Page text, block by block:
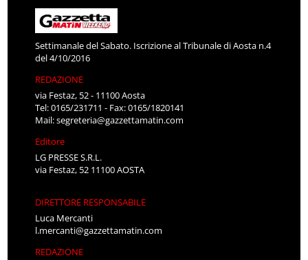
Settimanale del Sabato. Iscrizione al Tribunale di Aosta n.4
del 4/10/2016
REDAZIONE
via Festaz, 52 - 11100 Aosta
Tel: 0165/231711 - Fax: 0165/1820141
Mail:segreteria@gazzettamatin.com
Editore
LG PRESSE S.R.L.
via Festaz, 52 11100 AOSTA
DIRETTORE RESPONSABILE
Luca Mercanti
l.mercanti@gazzettamatin.com
REDAZIONE